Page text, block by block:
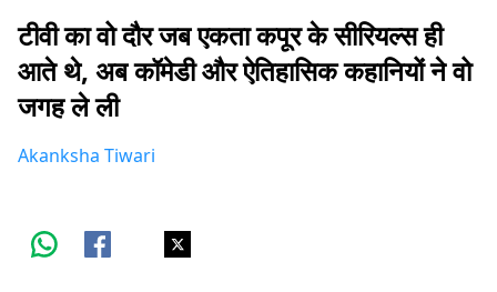
टीवी का वो दौर जब एकता कपूर के सीरियल्स ही
आते थे, अब कॉमेडी और ऐतिहासिक कहानियों ने वो
जगह ले ली
Akanksha Tiwari